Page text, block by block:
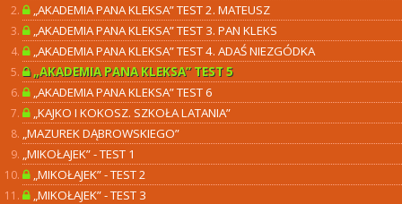
„AKADEMIA PANA KLEKSA” TEST 2. MATEUSZ
„AKADEMIA PANA KLEKSA” TEST 3. PAN KLEKS
„AKADEMIA PANA KLEKSA” TEST 4. ADAŚ NIEZGÓDKA
„AKADEMIA PANA KLEKSA” TEST 5
„AKADEMIA PANA KLEKSA” TEST 6
„KAJKO I KOKOSZ. SZKOŁA LATANIA”
„MAZUREK DĄBROWSKIEGO”
„MIKOŁAJEK” - TEST 1
„MIKOŁAJEK” - TEST 2
„MIKOŁAJEK” - TEST 3